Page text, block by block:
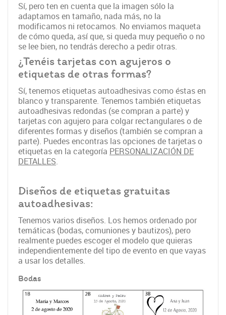
Sí, pero ten en cuenta que la imagen sólo la
adaptamos en tamaño, nada más, no la
modificamos ni retocamos. No enviamos maqueta
de cómo queda, así que, si queda muy pequeño o no
se lee bien, no tendrás derecho a pedir otras.
¿Tenéis tarjetas con agujeros o
etiquetas de otras formas?
Sí, tenemos etiquetas autoadhesivas como éstas en
blanco y transparente. Tenemos también etiquetas
autoadhesivas redondas (se compran a parte) y
tarjetas con agujero para colgar rectangulares o de
diferentes formas y diseños (también se compran a
parte). Puedes encontras las opciones de tarjetas o
etiquetas en la categoría PERSONALIZACIÓN DE
DETALLES.
Diseños de etiquetas gratuitas
autoadhesivas:
Tenemos varios diseños. Los hemos ordenado por
temáticas (bodas, comuniones y bautizos), pero
realmente puedes escoger el modelo que quieras
independientemente del tipo de evento en que vayas
a usar los detalles.
Bodas